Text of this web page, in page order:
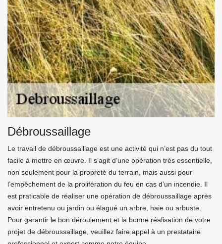
Débroussaillage
Le travail de débroussaillage est une activité qui n’est pas du tout
facile à mettre en œuvre. Il s’agit d’une opération très essentielle,
non seulement pour la propreté du terrain, mais aussi pour
l’empêchement de la prolifération du feu en cas d’un incendie. Il
est praticable de réaliser une opération de débroussaillage après
avoir entretenu ou jardin ou élagué un arbre, haie ou arbuste.
Pour garantir le bon déroulement et la bonne réalisation de votre
projet de débroussaillage, veuillez faire appel à un prestataire